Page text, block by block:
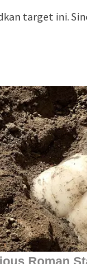
target ini.